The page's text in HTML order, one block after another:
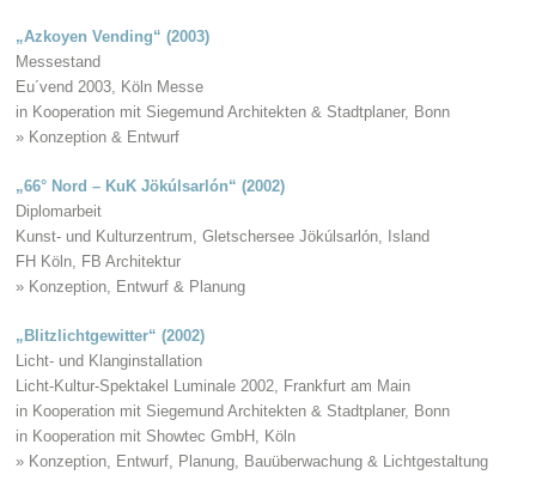
„Azkoyen Vending“ (2003)
Messestand
Eu´vend 2003, Köln Messe
in Kooperation mit Siegemund Architekten & Stadtplaner, Bonn
» Konzeption & Entwurf
„66° Nord – KuK Jökúlsarlón“ (2002)
Diplomarbeit
Kunst- und Kulturzentrum, Gletschersee Jökúlsarlón, Island
FH Köln, FB Architektur
» Konzeption, Entwurf & Planung
„Blitzlichtgewitter“ (2002)
Licht- und Klanginstallation
Licht-Kultur-Spektakel Luminale 2002, Frankfurt am Main
in Kooperation mit Siegemund Architekten & Stadtplaner, Bonn
in Kooperation mit Showtec GmbH, Köln
» Konzeption, Entwurf, Planung, Bauüberwachung & Lichtgestaltung